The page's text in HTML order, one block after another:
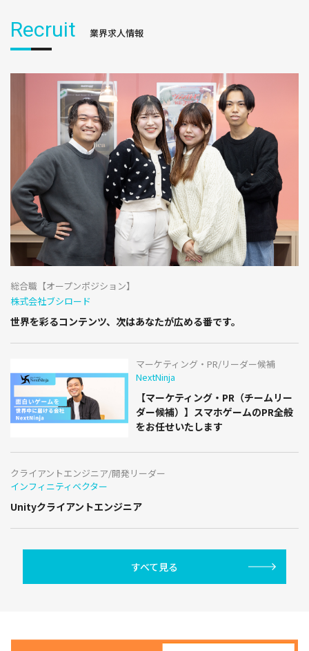
Recruit 業界求人情報
総合職【オープンポジション】
株式会社ブシロード
世界を彩るコンテンツ、次はあなたが広める番です。
マーケティング・PR/リーダー候補
NextNinja
【マーケティング・PR（チームリー
ダー候補）】スマホゲームのPR全般
をお任せいたします
クライアントエンジニア/開発リーダー
インフィニティベクター
Unityクライアントエンジニア
すべて見る